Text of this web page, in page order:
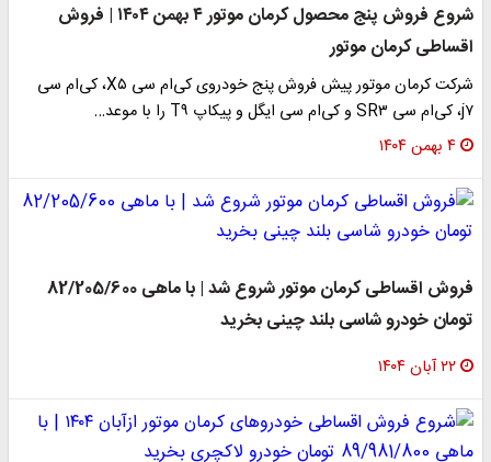
شروع فروش پنج محصول کرمان موتور ۴ بهمن ۱۴۰۴ | فروش
اقساطی کرمان موتور
شرکت کرمان موتور پیش فروش پنج خودروی کی‌ام سی X۵، کی‌ام سی
j۷، کی‌ام سی SR۳ و کی‌ام سی ایگل و پیکاپ T۹ را با موعد…
۴ بهمن ۱۴۰۴
فروش اقساطی کرمان موتور شروع شد | با ماهی 82/205/600
تومان خودرو شاسی بلند چینی بخرید
۲۲ آبان ۱۴۰۴